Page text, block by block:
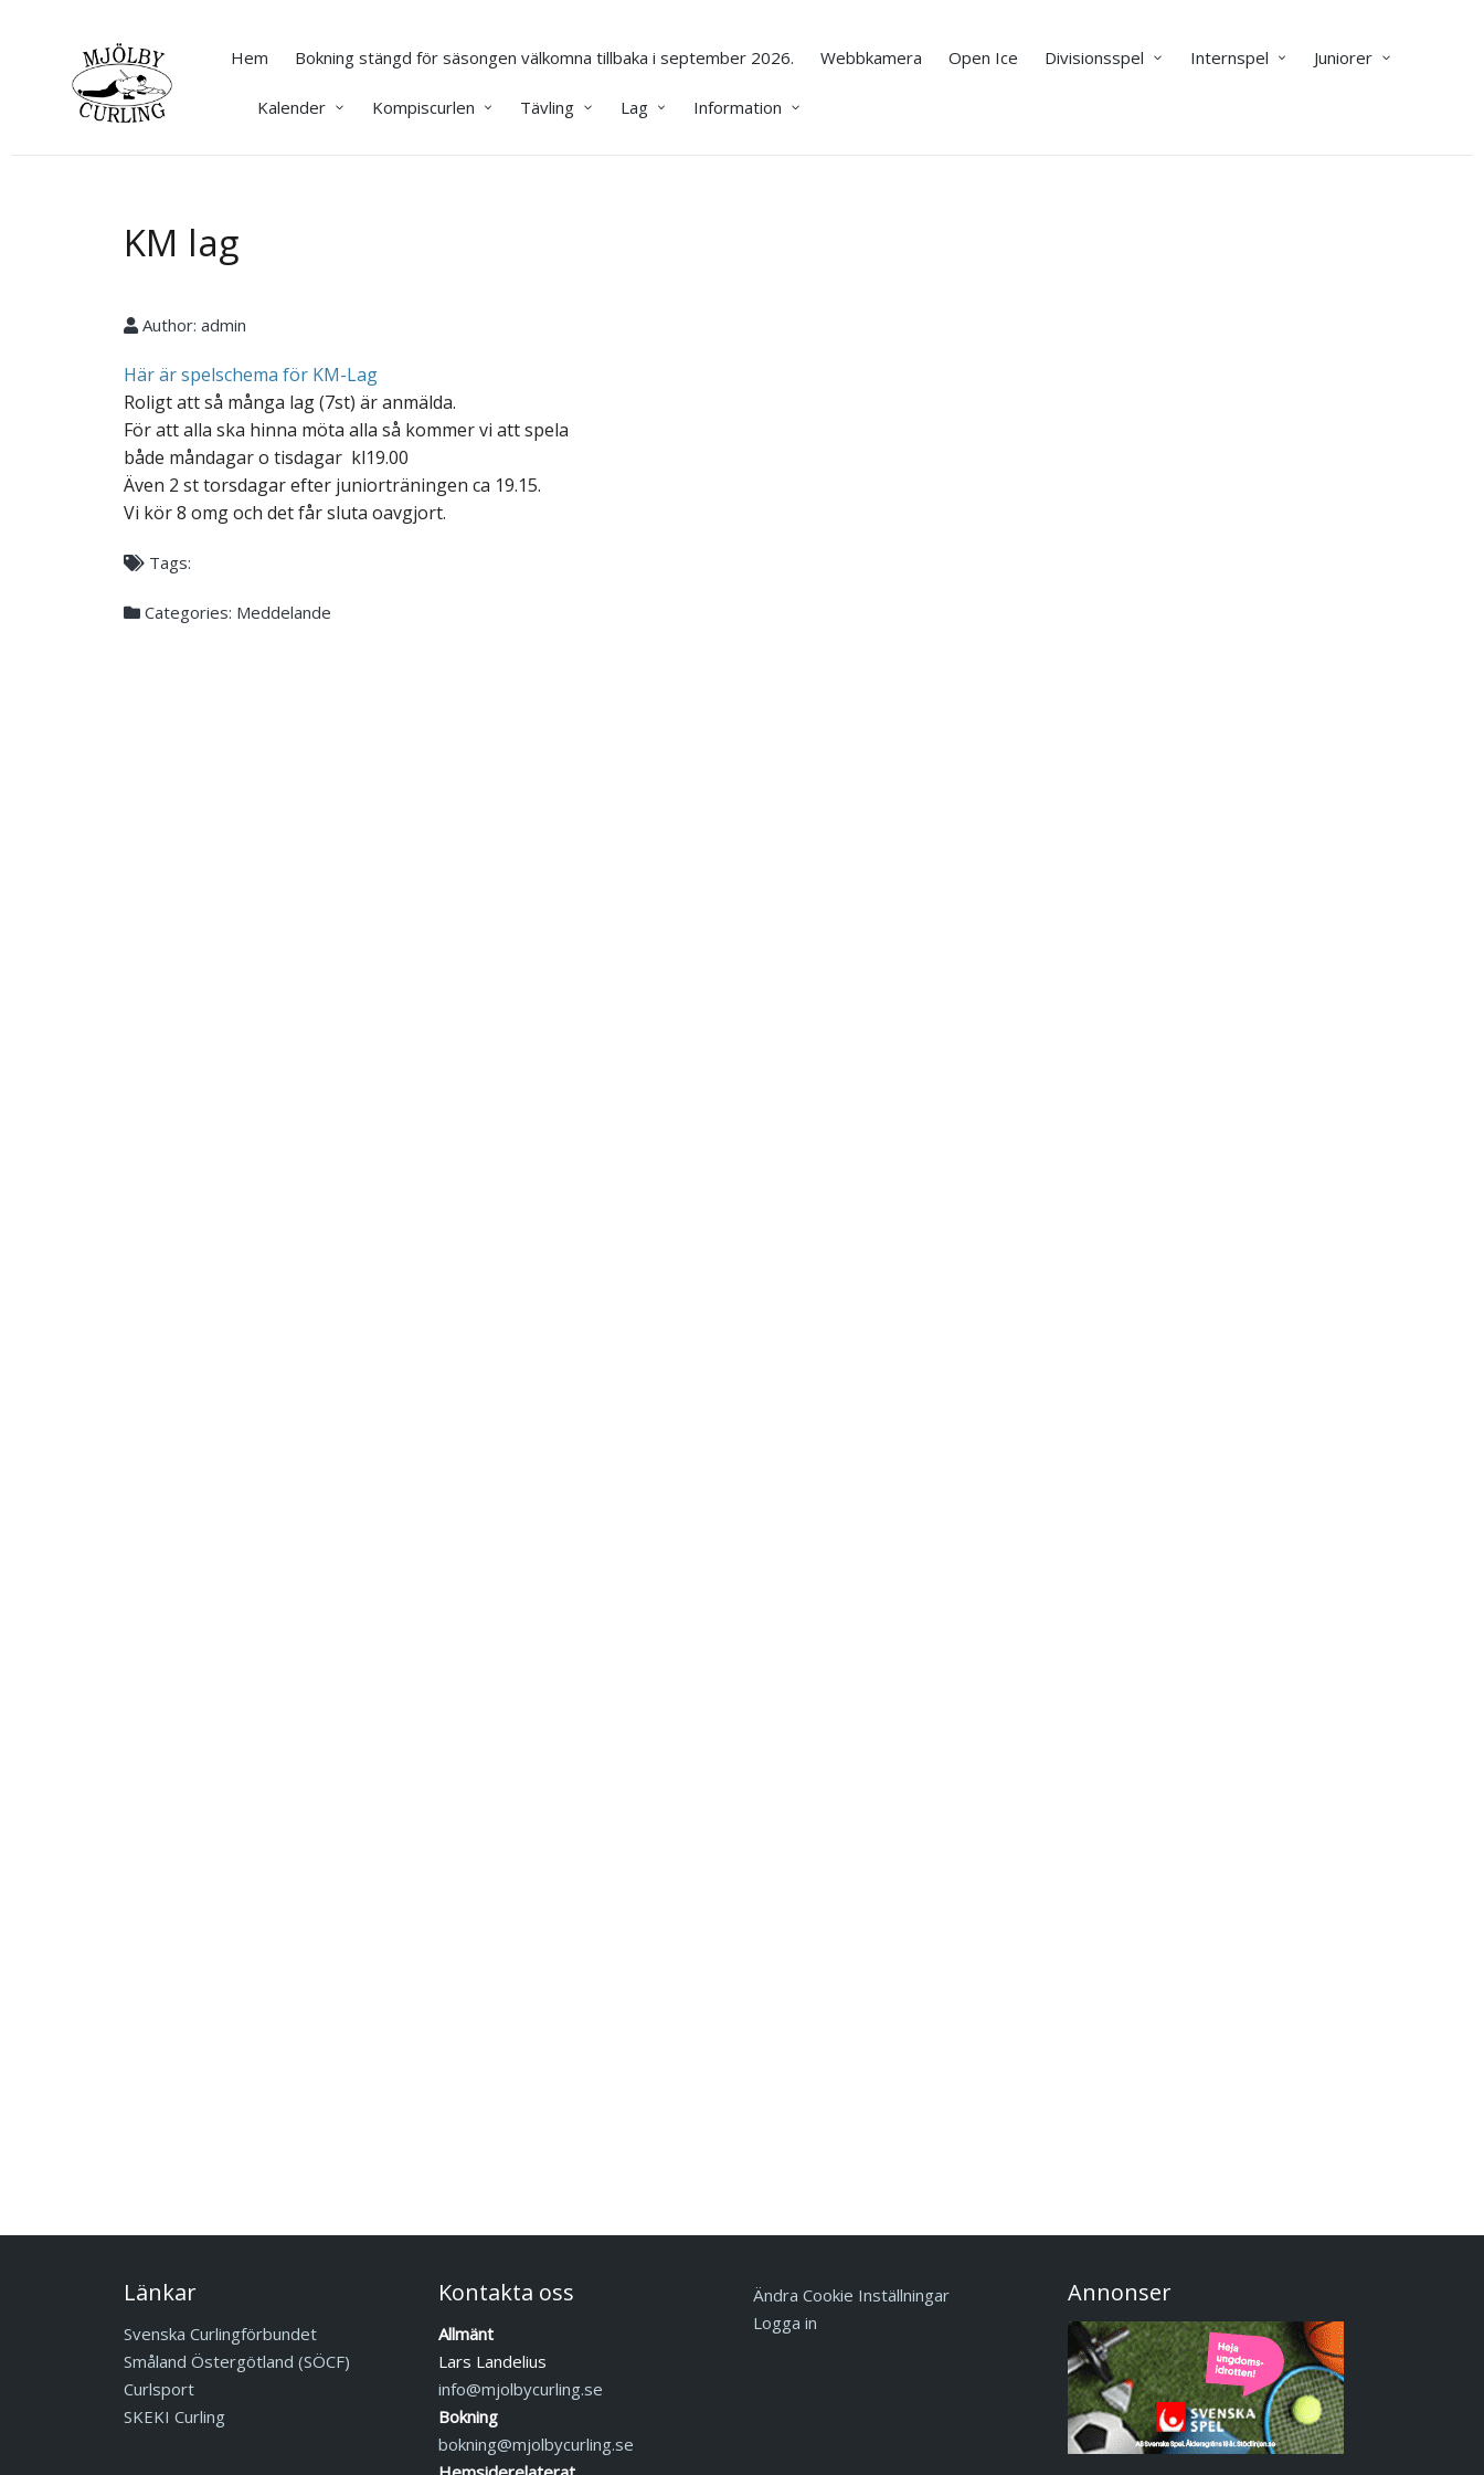
Hem Bokning stängd för säsongen välkomna tillbaka i september 2026. Webbkamera Open Ice Divisionsspel Internspel Juniorer
Kalender Kompiscurlen Tävling Lag Information
KM lag
Author: admin
Här är spelschema för KM-Lag
Roligt att så många lag (7st) är anmälda.
För att alla ska hinna möta alla så kommer vi att spela
både måndagar o tisdagar kl19.00
Även 2 st torsdagar efter juniorträningen ca 19.15.
Vi kör 8 omg och det får sluta oavgjort.
Tags:
Categories: Meddelande
Länkar
Svenska Curlingförbundet
Småland Östergötland (SÖCF)
Curlsport
SKEKI Curling
Kontakta oss
Allmänt
Lars Landelius
info@mjolbycurling.se
Bokning
bokning@mjolbycurling.se
Ändra Cookie Inställningar
Logga in
Annonser